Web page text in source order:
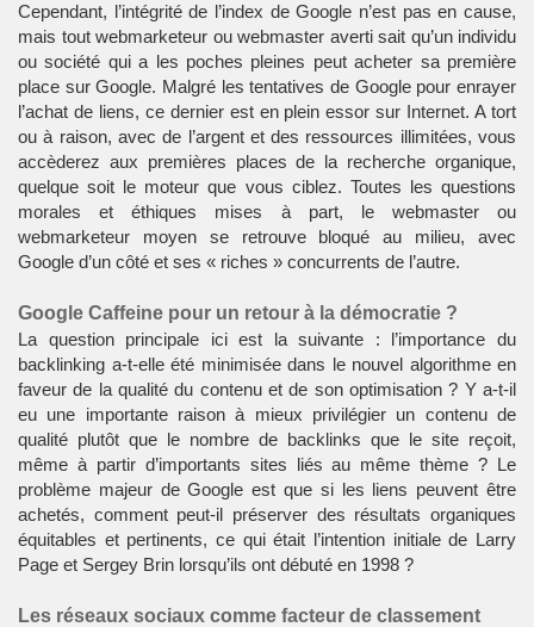
Cependant, l’intégrité de l’index de Google n’est pas en cause,
mais tout webmarketeur ou webmaster averti sait qu’un individu
ou société qui a les poches pleines peut acheter sa première
place sur Google. Malgré les tentatives de Google pour enrayer
l’achat de liens, ce dernier est en plein essor sur Internet. A tort
ou à raison, avec de l’argent et des ressources illimitées, vous
accèderez aux premières places de la recherche organique,
quelque soit le moteur que vous ciblez. Toutes les questions
morales et éthiques mises à part, le webmaster ou
webmarketeur moyen se retrouve bloqué au milieu, avec
Google d’un côté et ses « riches » concurrents de l’autre.
Google Caffeine pour un retour à la démocratie ?
La question principale ici est la suivante : l’importance du
backlinking a-t-elle été minimisée dans le nouvel algorithme en
faveur de la qualité du contenu et de son optimisation ? Y a-t-il
eu une importante raison à mieux privilégier un contenu de
qualité plutôt que le nombre de backlinks que le site reçoit,
même à partir d’importants sites liés au même thème ? Le
problème majeur de Google est que si les liens peuvent être
achetés, comment peut-il préserver des résultats organiques
équitables et pertinents, ce qui était l’intention initiale de Larry
Page et Sergey Brin lorsqu’ils ont débuté en 1998 ?
Les réseaux sociaux comme facteur de classement